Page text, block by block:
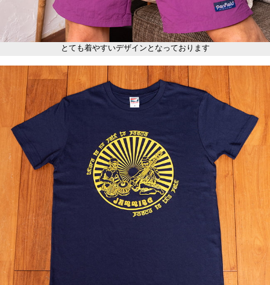
とても着やすいデザインとなっております